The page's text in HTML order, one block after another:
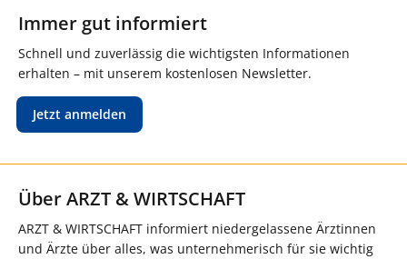
Immer gut informiert
Schnell und zuverlässig die wichtigsten Informationen
erhalten – mit unserem kostenlosen Newsletter.
Jetzt anmelden
Über ARZT & WIRTSCHAFT
ARZT & WIRTSCHAFT informiert niedergelassene Ärztinnen
und Ärzte über alles, was unternehmerisch für sie wichtig